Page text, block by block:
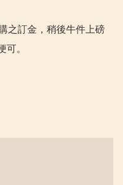
之訂金，稍後牛件上磅
。